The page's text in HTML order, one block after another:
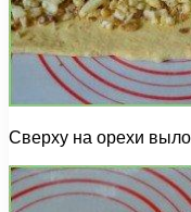
Сверху на орехи